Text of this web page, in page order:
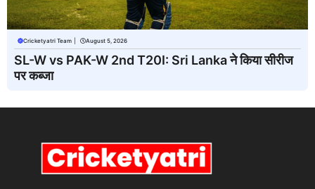
Cricketyatri Team August 5, 2026
SL-W vs PAK-W 2nd T20I: Sri Lanka ने किया सीरीज
पर कब्जा